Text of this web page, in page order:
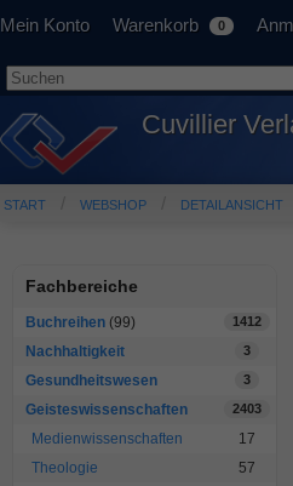
Mein Konto Warenkorb 0
Cuvillier
START WEBSHOP DETAILANSICHT
Fachbereiche
Buchreihen (99) 1412
Nachhaltigkeit 3
Gesundheitswesen 3
Geisteswissenschaften 2403
Medienwissenschaften
17
Theologie
57